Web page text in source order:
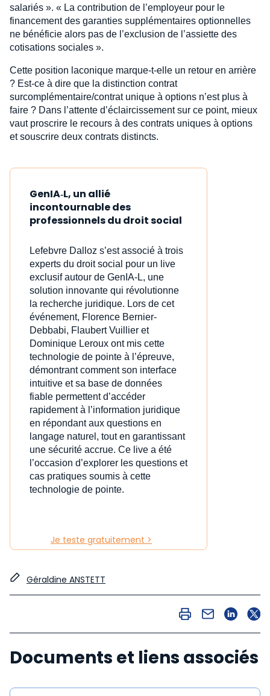
salariés ». « La contribution de l’employeur pour le
financement des garanties supplémentaires optionnelles
ne bénéficie alors pas de l’exclusion de l’assiette des
cotisations sociales ».
Cette position laconique marque-t-elle un retour en arrière
? Est-ce à dire que la distinction contrat
surcomplémentaire/contrat unique à options n’est plus à
faire ? Dans l’attente d’éclaircissement sur ce point, mieux
vaut proscrire le recours à des contrats uniques à options
et souscrire deux contrats distincts.
GenIA‑L, un allié
incontournable des
professionnels du droit social
Lefebvre Dalloz s’est associé à trois
experts du droit social pour un live
exclusif autour de GenIA‑L, une
solution innovante qui révolutionne
la recherche juridique. Lors de cet
événement, Florence Bernier-
Debbabi, Flaubert Vuillier et
Dominique Leroux ont mis cette
technologie de pointe à l’épreuve,
démontrant comment son interface
intuitive et sa base de données
fiable permettent d’accéder
rapidement à l’information juridique
en répondant aux questions en
langage naturel, tout en garantissant
une sécurité accrue. Ce live a été
l’occasion d’explorer les questions et
cas pratiques soumis à cette
technologie de pointe.
Je teste gratuitement >
Géraldine ANSTETT
Documents et liens associés